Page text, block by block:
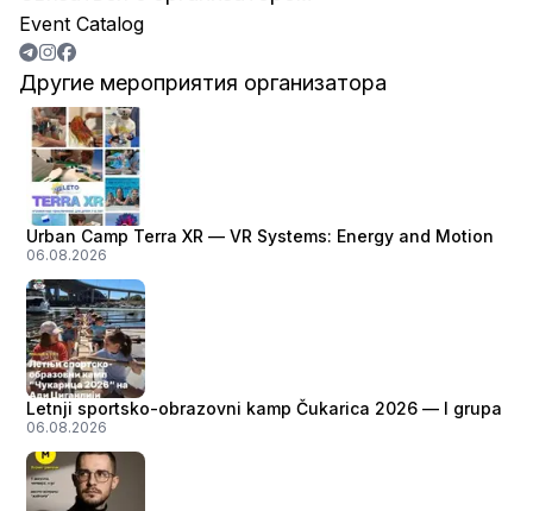
Event Catalog
Другие мероприятия организатора
Urban Camp Terra XR — VR Systems: Energy and Motion
06.08.2026
Letnji sportsko-obrazovni kamp Čukarica 2026 — I grupa
06.08.2026